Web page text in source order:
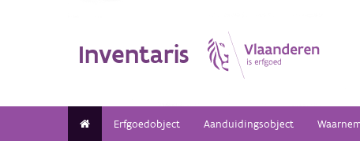
Inventaris
Erfgoedobject Aanduidingsobject